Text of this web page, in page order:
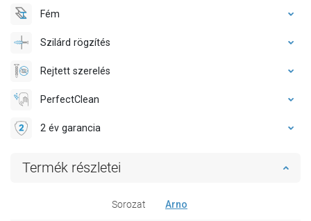
Fém
Szilárd rögzítés
Rejtett szerelés
PerfectClean
2 év garancia
Termék részletei
Sorozat Arno